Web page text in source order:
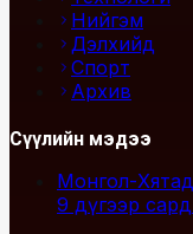
Нийгэм
Дэлхийд
Спорт
Архив
Сүүлийн мэдээ
Монгол-
9 дүгээр